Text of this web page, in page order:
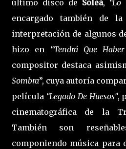
último disco de Soleá, “Lo
encargado también de
interpretación de algunos
hizo en “Tendrá Que
compositor destaca
Sombra”, cuya autoría
película “Legado De Huesos”,
cinematográfica de la
También son
componiendo música para